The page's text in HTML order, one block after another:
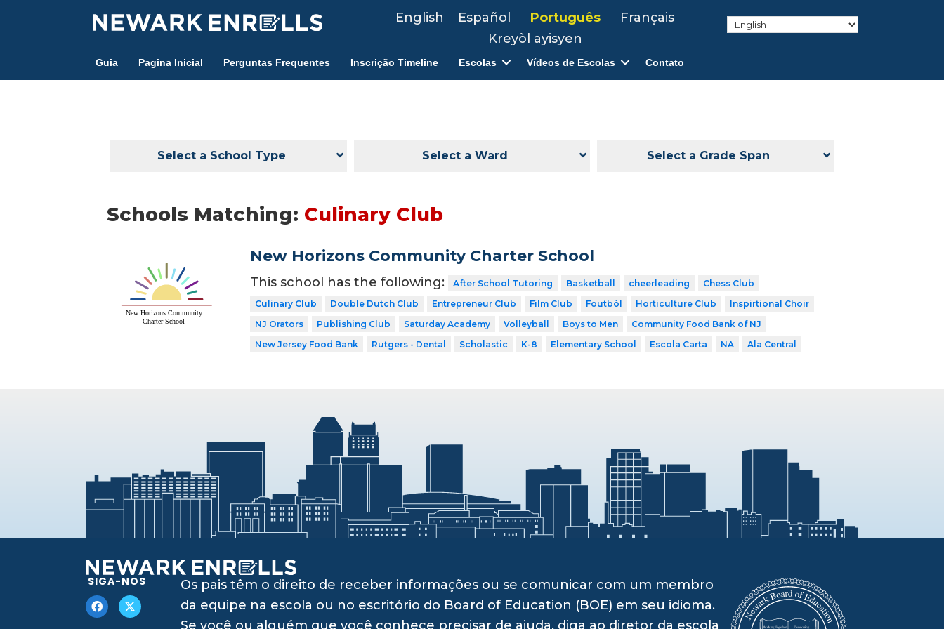
English Español Português
Français
Kreyòl ayisyen
Guia Pagina Inicial Perguntas Frequentes Inscrição Timeline Escolas Vídeos de Escolas Contato
Select a School Type Select a Ward Select a Grade Span
Schools Matching: Culinary Club
New Horizons Community Charter School
This school has the following: After School Tutoring Basketball cheerleading
Chess Club
Culinary Club
Double Dutch Club Entrepreneur Club Film Club Foutbòl Horticulture Club
Inspirtional Choir
NJ Orators
Publishing Club Saturday Academy Volleyball Boys to Men
Community Food Bank of NJ
New Jersey Food Bank
Rutgers - Dental Scholastic K-8 Elementary School Escola Carta NA Ala Central
SIGA-NOS
Os pais têm o direito de receber informações ou se comunicar com um membro
da equipe na escola ou no escritório do Board of Education (BOE) em seu idioma.
Se você ou alguém que você conhece precisar de ajuda, diga ao diretor da escola